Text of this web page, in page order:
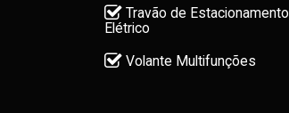
Travão de Estacionamento
Elétrico
Volante Multifunções